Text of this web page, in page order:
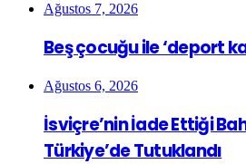
Ağustos 7, 2026
Beş çocuğu ile ‘deport
Ağustos 6, 2026
İsviçre’nin İade Ettiği
Türkiye’de Tutuklandı